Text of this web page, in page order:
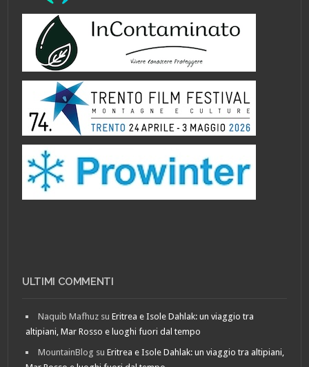
ULTIMI COMMENTI
Naquib Mafhuz suEritrea e Isole Dahlak: un viaggio tra
altipiani, Mar Rosso e luoghi fuori dal tempo
MountainBlog suEritrea e Isole Dahlak: un viaggio tra altipiani,